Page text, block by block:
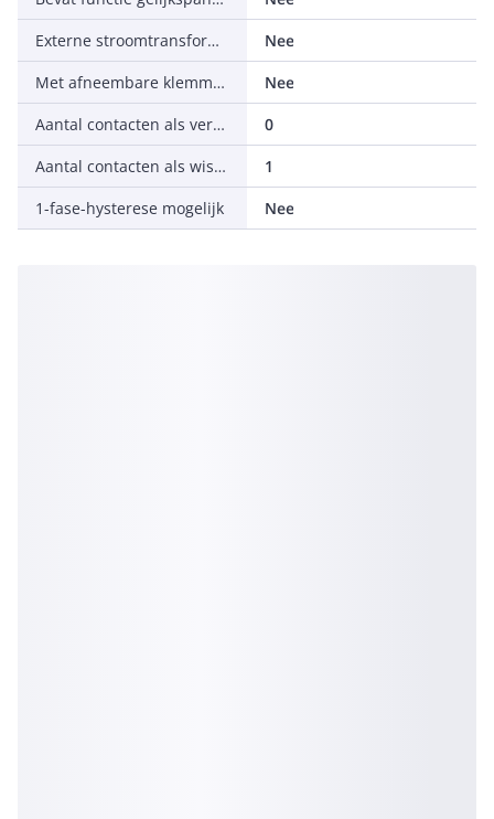
Externe stroomtransformator
Nee
Met afneembare klemmen
Nee
Aantal contacten als verbreekcontact
0
Aantal contacten als wisselcontact
1
1-fase-hysterese mogelijk
Nee